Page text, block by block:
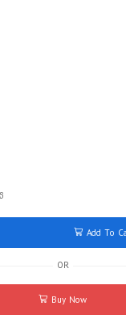
Add To
OR
Buy Now